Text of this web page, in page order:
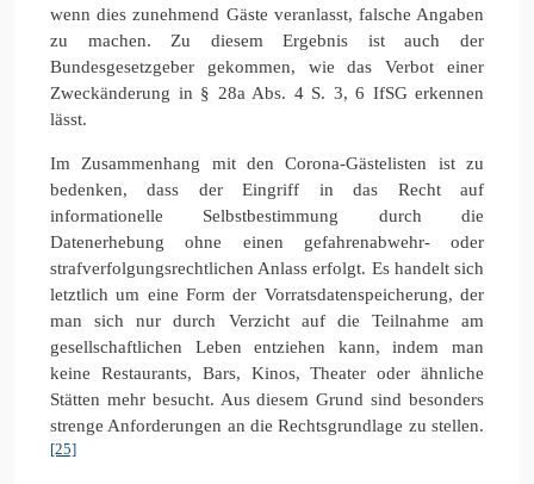
wenn dies zunehmend Gäste veranlasst, falsche Angaben
zu machen. Zu diesem Ergebnis ist auch der
Bundesgesetzgeber gekommen, wie das Verbot einer
Zweckänderung in § 28a Abs. 4 S. 3, 6 IfSG erkennen
lässt.
Im Zusammenhang mit den Corona-Gästelisten ist zu
bedenken, dass der Eingriff in das Recht auf
informationelle Selbstbestimmung durch die
Datenerhebung ohne einen gefahrenabwehr- oder
strafverfolgungsrechtlichen Anlass erfolgt. Es handelt sich
letztlich um eine Form der Vorratsdatenspeicherung, der
man sich nur durch Verzicht auf die Teilnahme am
gesellschaftlichen Leben entziehen kann, indem man
keine Restaurants, Bars, Kinos, Theater oder ähnliche
Stätten mehr besucht. Aus diesem Grund sind besonders
strenge Anforderungen an die Rechtsgrundlage zu stellen.
[25]